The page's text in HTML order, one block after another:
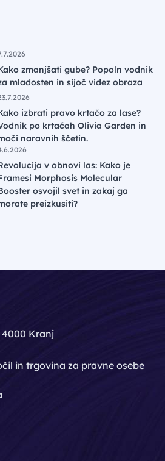
zmanjšati gube? Popoln vodnik
mladosten in sijoč videz obraza
izbrati pravo krtačo za lase?
po krtačah Olivia Garden in
naravnih ščetin.
v obnovi las: Kako je
Morphosis Molecular
osvojil svet in zakaj ga
preizkusiti?
4000 Kranj
in trgovina za pravne osebe